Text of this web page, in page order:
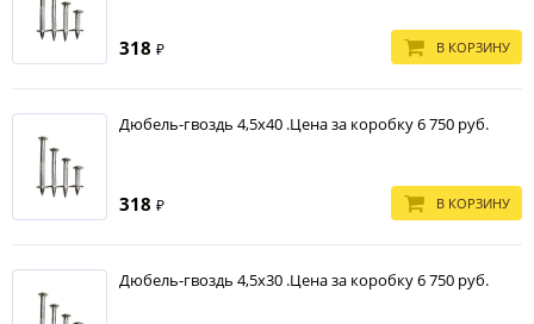
318 ₽ В КОРЗИНУ
Дюбель-гвоздь 4,5х40 .Цена за коробку 6 750 руб.
318 ₽ В КОРЗИНУ
Дюбель-гвоздь 4,5х30 .Цена за коробку 6 750 руб.